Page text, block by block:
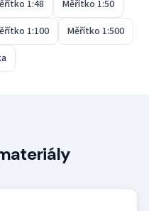
1:48
Měřítko 1:50
1:100
Měřítko 1:500